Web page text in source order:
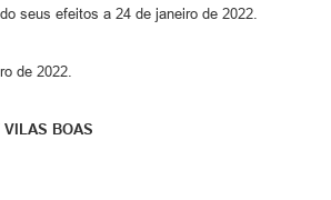
seus efeitos a 24 de janeiro de 2022.
de 2022.
VILAS BOAS